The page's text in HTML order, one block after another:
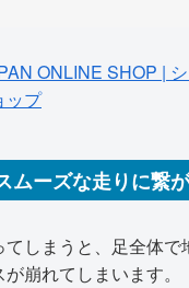
ONLINE SHOP |
ップ
ムーズな走りに繋
しまうと、足全体で
崩れてしまいます。